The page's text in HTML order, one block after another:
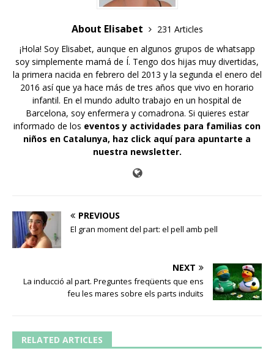
About Elisabet
231 Articles
¡Hola! Soy Elisabet, aunque en algunos grupos de whatsapp
soy simplemente mamá de Í. Tengo dos hijas muy divertidas,
la primera nacida en febrero del 2013 y la segunda el enero del
2016 así que ya hace más de tres años que vivo en horario
infantil. En el mundo adulto trabajo en un hospital de
Barcelona, soy enfermera y comadrona. Si quieres estar
informado de los eventos y actividades para familias con
niños en Catalunya, haz click aquí para apuntarte a
nuestra newsletter.
PREVIOUS
El gran moment del part: el pell amb pell
NEXT
La inducció al part. Preguntes freqüents que ens
feu les mares sobre els parts induïts
RELATED ARTICLES